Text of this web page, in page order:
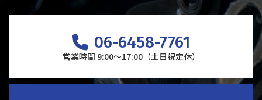
06-6458-7761
営業時間 9:00～17:00（土日祝定休）